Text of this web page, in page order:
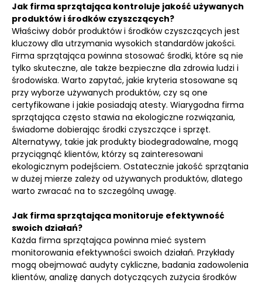
Jak firma sprzątająca kontroluje jakość używanych
produktów i środków czyszczących?
Właściwy dobór produktów i środków czyszczących jest
kluczowy dla utrzymania wysokich standardów jakości.
Firma sprzątająca powinna stosować środki, które są nie
tylko skuteczne, ale także bezpieczne dla zdrowia ludzi i
środowiska. Warto zapytać, jakie kryteria stosowane są
przy wyborze używanych produktów, czy są one
certyfikowane i jakie posiadają atesty. Wiarygodna firma
sprzątająca często stawia na ekologiczne rozwiązania,
świadome dobierając środki czyszczące i sprzęt.
Alternatywy, takie jak produkty biodegradowalne, mogą
przyciągnąć klientów, którzy są zainteresowani
ekologicznym podejściem. Ostatecznie jakość sprzątania
w dużej mierze zależy od używanych produktów, dlatego
warto zwracać na to szczególną uwagę.
Jak firma sprzątająca monitoruje efektywność
swoich działań?
Każda firma sprzątająca powinna mieć system
monitorowania efektywności swoich działań. Przykłady
mogą obejmować audyty cykliczne, badania zadowolenia
klientów, analizę danych dotyczących zużycia środków